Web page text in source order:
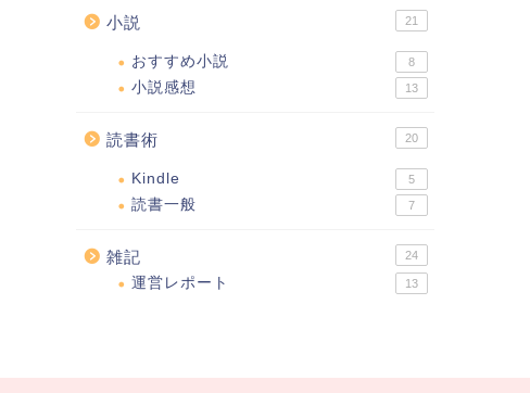
小説 21
おすすめ小説 8
小説感想 13
読書術 20
Kindle 5
読書一般 7
雑記 24
運営レポート 13